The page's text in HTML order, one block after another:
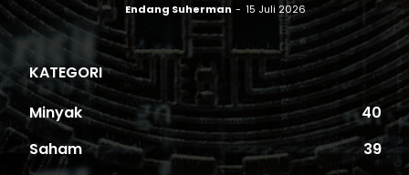
Endang Suherman - 15 Juli 2026
KATEGORI
Minyak
40
Saham
39